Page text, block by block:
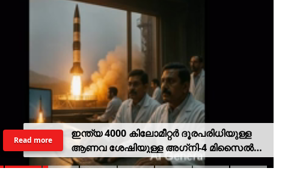
ഇന്ത്യ 4000 കിലോമീറ്റര്‍ ദൂരപരിധിയുള്ള
ആണവ ശേഷിയുള്ള അഗ്‌നി-4 മിസൈല്‍
പരീക്ഷിച്ചു
Read more